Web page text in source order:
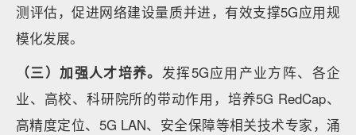
测评估，促进网络建设量质并进，有效支撑5G应用规
模化发展。
（三）加强人才培养。 发挥5G应用产业方阵、各企
业、高校、科研院所的带动作用，培养5G RedCap、
高精度定位、5G LAN、安全保障等相关技术专家，涌